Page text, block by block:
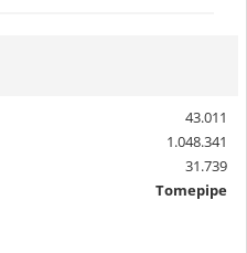
43.011
1.048.341
31.739
Tomepipe